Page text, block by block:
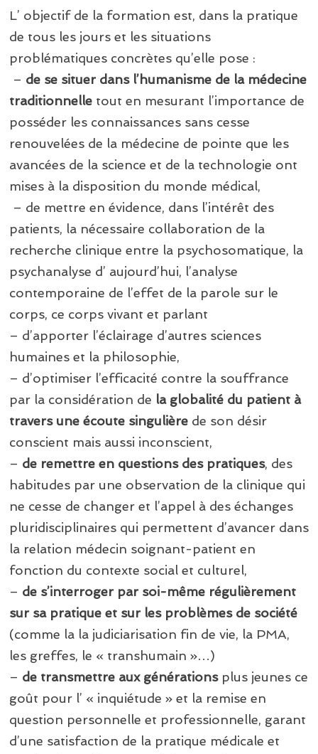
L’ objectif de la formation est, dans la pratique
de tous les jours et les situations
problématiques concrètes qu’elle pose :
– de se situer dans l’humanisme de la médecine
traditionnelletout en mesurant l’importance de
posséder les connaissances sans cesse
renouvelées de la médecine de pointe que les
avancées de la science et de la technologie ont
mises à la disposition du monde médical,
– de mettre en évidence, dans l’intérêt des
patients, la nécessaire collaboration de la
recherche clinique entre la psychosomatique, la
psychanalyse d’ aujourd’hui, l’analyse
contemporaine de l’effet de la parole sur le
corps, ce corps vivant et parlant
– d’apporter l’éclairage d’autres sciences
humaines et la philosophie,
– d’optimiser l’efficacité contre la souffrance
par la considération de la globalité du patient à
travers une écoute singulière de son désir
conscient mais aussi inconscient,
– de remettre en questions des pratiques, des
habitudes par une observation de la clinique qui
ne cesse de changer et l’appel à des échanges
pluridisciplinaires qui permettent d’avancer dans
la relation médecin soignant-patient en
fonction du contexte social et culturel,
– de s’interroger par soi-même régulièrement
sur sa pratique et sur les problèmes de société
(comme la la judiciarisation fin de vie, la PMA,
les greffes, le « transhumain »…)
– de transmettre aux générationsplus jeunes ce
goût pour l’ « inquiétude » et la remise en
question personnelle et professionnelle, garant
d’une satisfaction de la pratique médicale et